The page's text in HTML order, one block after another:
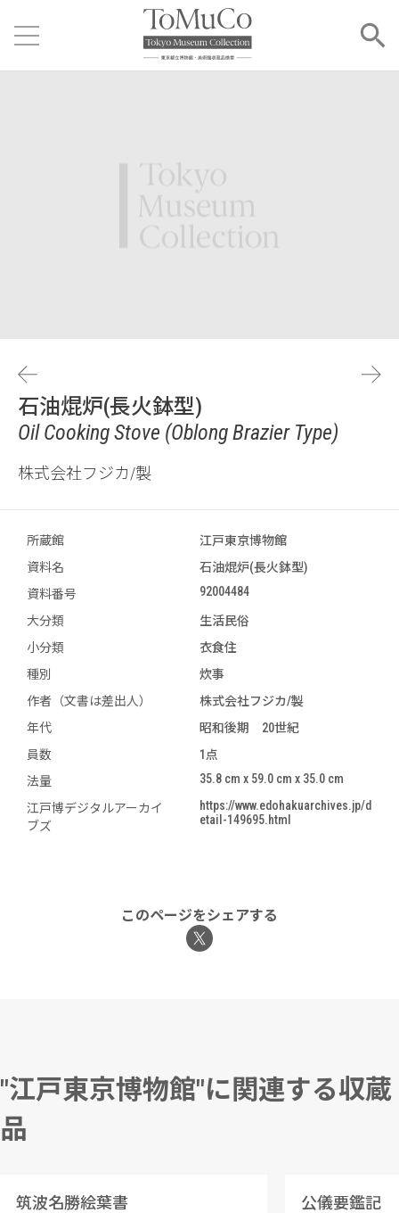
石油焜炉(長火鉢型)
Oil Cooking Stove (Oblong Brazier Type)
株式会社フジカ/製
所蔵館
江戸東京博物館
資料名
石油焜炉(長火鉢型)
資料番号
92004484
大分類
生活民俗
小分類
衣食住
種別
炊事
作者（文書は差出人）
株式会社フジカ/製
年代
昭和後期 20世紀
員数
1点
法量
35.8 cm x 59.0 cm x 35.0 cm
江戸博デジタルアーカイ
ブズ
https://www.edohakuarchives.jp/d
etail-149695.html
このページをシェアする
"江戸東京博物館"に関連する収蔵
品
筑波名勝絵葉書 公儀要鑑記